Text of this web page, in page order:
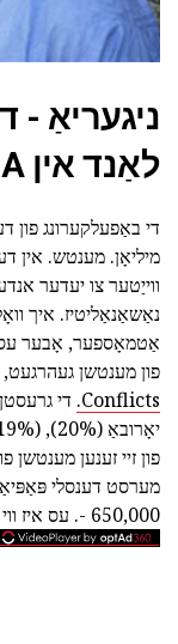
ניגעריאַ
לאַנד אין AFRICA
מיליאָן. מענטש. אין
נאַשאַנאַליטיז. איך
אַטמאָספער, אָבער עס
פון מענטשן געהרגעט,
Conflicts.
פון זיי זענען מענטשן
מערסט דענסלי
650,000 -. עס איז ווי אַ טראָפּן אין דעם ים.